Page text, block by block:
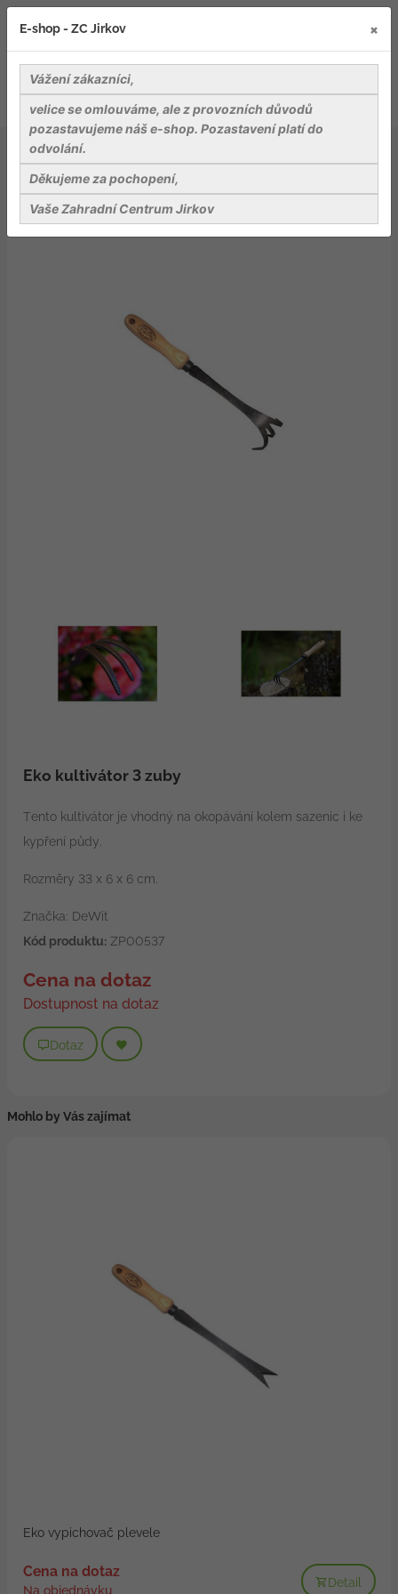
Nářadí a pomůcky
Eko kultivátor 3 zuby
Eko kultivátor 3 zuby
Tento kultivátor je vhodný na okopávání kolem sazenic i ke
kypření půdy.
Rozměry 33 x 6 x 6 cm.
Značka: DeWit
Kód produktu:ZP00537
Cena na dotaz
Dostupnost na dotaz
Dotaz
Mohlo by Vás zajímat
Eko vypichovač plevele
Cena na dotaz
Na objednávku
Detail
E-shop - ZC Jirkov ×
Vážení zákazníci,
velice se omlouváme, ale z provozních důvodů
pozastavujeme náš e-shop. Pozastavení platí do
odvolání.
Děkujeme za pochopení,
Vaše Zahradní Centrum Jirkov